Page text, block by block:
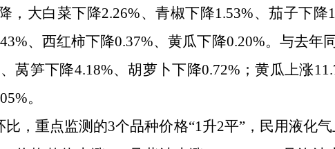
，大白菜下降2.26%、青椒下降1.53%、茄子下降
、西红柿下降0.37%、黄瓜下降0.20%。与去年
莴笋下降4.18%、胡萝卜下降0.72%；黄瓜上涨
。
比，重点监测的3个品种价格“1升2平”，民用液化